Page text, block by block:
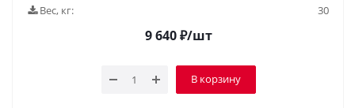
Вес, кг:
30
9 640₽/шт
В корзину